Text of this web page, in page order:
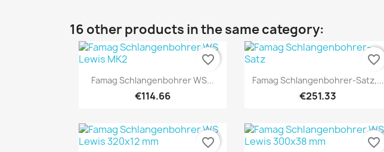
16 other products in the same category:
Quick view
Famag Schlangenbohrer WS...
€114.66
favorite_border
Quick view
Famag Schlangenbohrer-Satz,...
€251.33
favorite_border
favorite_border
favorite_border